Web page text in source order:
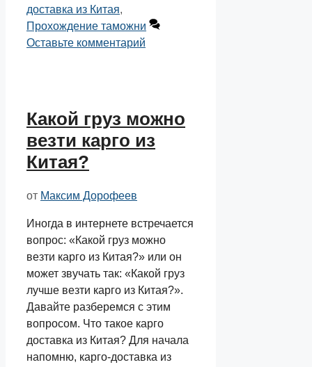
доставка из Китая,
Прохождение таможни
Оставьте комментарий
Какой груз можно
везти карго из
Китая?
от Максим Дорофеев
Иногда в интернете встречается
вопрос: «Какой груз можно
везти карго из Китая?» или он
может звучать так: «Какой груз
лучше везти карго из Китая?».
Давайте разберемся с этим
вопросом. Что такое карго
доставка из Китая? Для начала
напомню, карго-доставка из